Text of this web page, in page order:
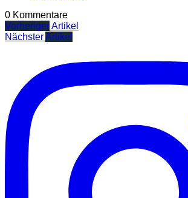
0 Kommentare
VorherigerArtikel
NächsterArtikel